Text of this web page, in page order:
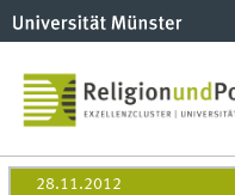
28.11.2012